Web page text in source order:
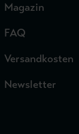
Magazin
FAQ
Versandkosten
Newsletter